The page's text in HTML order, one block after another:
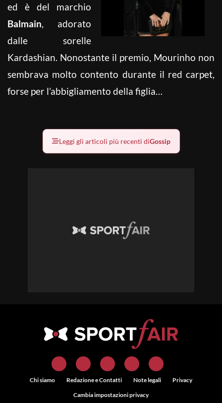
ed è del marchio
Balmain, adorato
dalle sorelle
Kardashian. Nonostante il premio, Mourinho non
sembrava molto contento durante il red carpet,
forse per l’abbigliamento della figlia…
Leggi gli articoli più recenti diGossip
Chi siamo Redazione e Contatti Note legali
Privacy
Cambia impostazioni privacy